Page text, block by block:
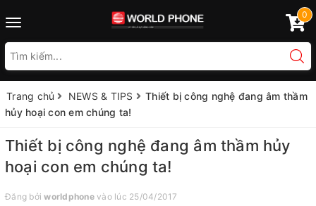
Toggle
0
Trang chủ NEWS & TIPS
Thiết bị công nghệ đang âm thầm
hủy hoại con em chúng ta!
Thiết bị công nghệ đang âm thầm hủy
hoại con em chúng ta!
Đăng bởiworldphonevào lúc 25/04/2017